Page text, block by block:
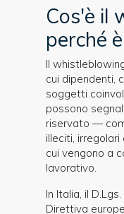
Cos'è il
perché
Il
cui dipendenti,
soggetti
possono
riservato —
illeciti,
cui vengono a
lavorativo.
In Italia, il
Direttiva